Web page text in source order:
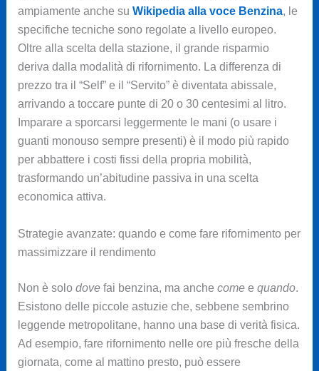
ampiamente anche su Wikipedia alla voce Benzina, le
specifiche tecniche sono regolate a livello europeo.
Oltre alla scelta della stazione, il grande risparmio
deriva dalla modalità di rifornimento. La differenza di
prezzo tra il “Self” e il “Servito” è diventata abissale,
arrivando a toccare punte di 20 o 30 centesimi al litro.
Imparare a sporcarsi leggermente le mani (o usare i
guanti monouso sempre presenti) è il modo più rapido
per abbattere i costi fissi della propria mobilità,
trasformando un’abitudine passiva in una scelta
economica attiva.
Strategie avanzate: quando e come fare rifornimento per
massimizzare il rendimento
Non è solo dovefai benzina, ma anche comee quando.
Esistono delle piccole astuzie che, sebbene sembrino
leggende metropolitane, hanno una base di verità fisica.
Ad esempio, fare rifornimento nelle ore più fresche della
giornata, come al mattino presto, può essere